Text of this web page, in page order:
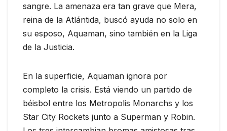
sangre. La amenaza era tan grave que Mera,
reina de la Atlántida, buscó ayuda no solo en
su esposo, Aquaman, sino también en la Liga
de la Justicia.
En la superficie, Aquaman ignora por
completo la crisis. Está viendo un partido de
béisbol entre los Metropolis Monarchs y los
Star City Rockets junto a Superman y Robin.